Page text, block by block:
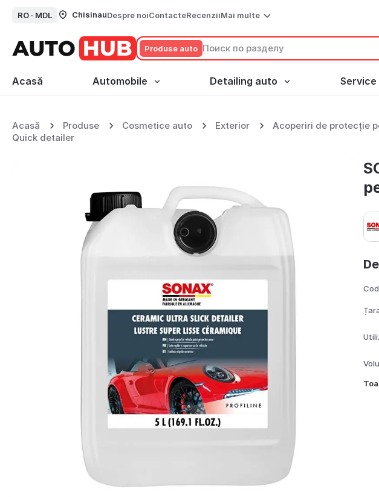
RO · MDL ChisinauDespre noiContacteRecenziiMai multe
Produse auto
Acasă Automobile Detailing auto Service
SONAX - Soluție Quick Detailer
Acasă Produse Cosmetice auto Exterior
Acoperiri de protecție
Quick detailer